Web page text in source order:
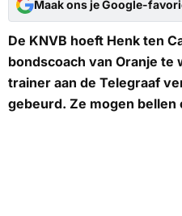
Maak ons je Google-
De KNVB hoeft Henk ten
bondscoach van Oranje te
trainer aan de Telegraaf
gebeurd. Ze mogen bellen